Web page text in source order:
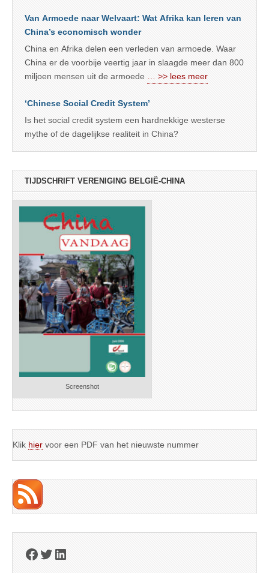
Van Armoede naar Welvaart: Wat Afrika kan leren van
China’s economisch wonder
China en Afrika delen een verleden van armoede. Waar
China er de voorbije veertig jaar in slaagde meer dan 800
miljoen mensen uit de armoede
… >> lees meer
‘Chinese Social Credit System’
Is het social credit system een hardnekkige westerse
mythe of de dagelijkse realiteit in China?
TIJDSCHRIFT VERENIGING BELGIË-CHINA
Screenshot
Klik hier voor een PDF van het nieuwste nummer
Facebook
Twitter
LinkedIn